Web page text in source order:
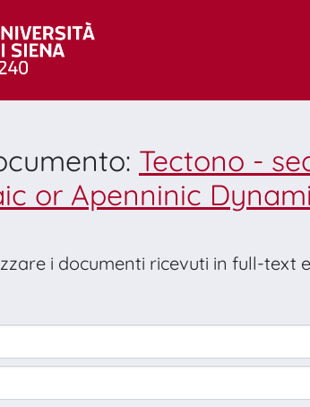
Tectono -
or Apenninic
i documenti ricevuti in full-text